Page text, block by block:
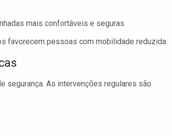
mais confortáveis e seguras.
favorecem pessoas com mobilidade reduzida.
segurança. As intervenções regulares são